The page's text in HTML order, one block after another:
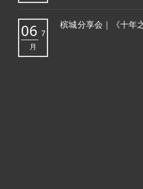
06 7
月
槟城分享会｜《十年